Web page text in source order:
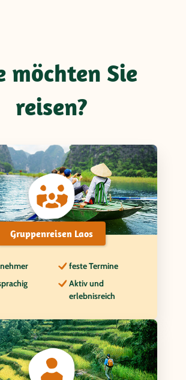
möchten Sie
reisen?
Gruppenreisen Laos
feste Termine
Aktiv und
erlebnisreich